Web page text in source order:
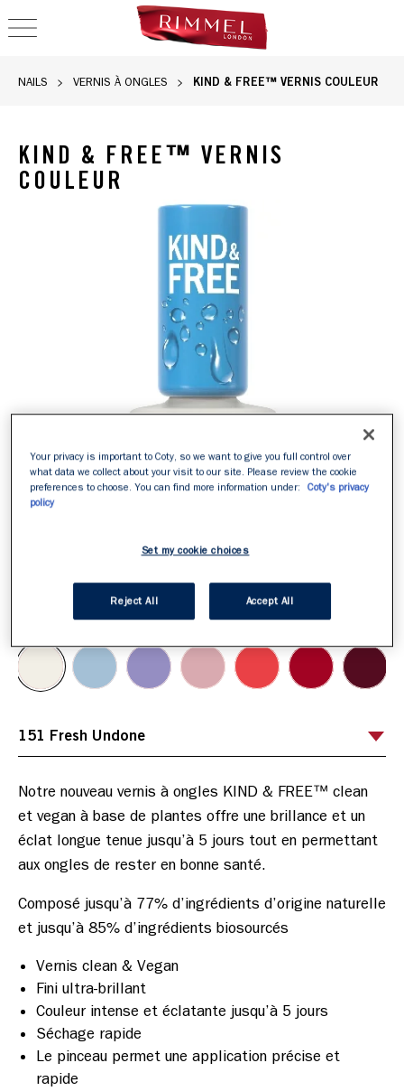
OPEN NAVIGATION
NAILS VERNIS À ONGLES KIND & FREE™ VERNIS COULEUR
KIND & FREE™ VERNIS
COULEUR
Vernis à ongles Rimmel KIND & FREE en teinte 151
ITEM 01 (CURRENT SLIDE)
ITEM 02
ITEM 03
ITEM 04
151 Fresh Undone Sélectionnez votre teinte
Notre nouveau vernis à ongles KIND & FREE™ clean
et vegan à base de plantes offre une brillance et un
éclat longue tenue jusqu’à 5 jours tout en permettant
Composé jusqu’à 77% d’ingrédients d’origine naturelle
Vernis clean & Vegan
Fini ultra-brillant
Couleur intense et éclatante jusqu’à 5 jours
Séchage rapide
Le pinceau permet une application précise et
rapide
Your privacy is important to Coty, so we want to give you full control over
what data we collect about your visit to our site. Please review the cookie
preferences to choose. You can find more information under:
Coty's privacy
policy
Set my cookie choices
Reject All Accept All